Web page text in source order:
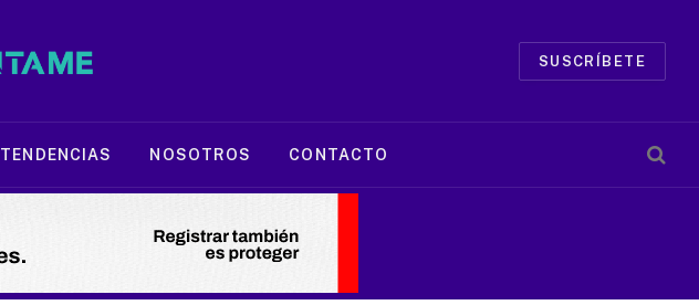
SUSCRÍBETE
TENDENCIAS NOSOTROS CONTACTO